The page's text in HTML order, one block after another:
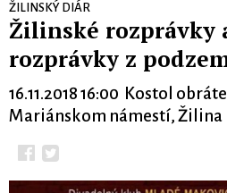
ŽILINSKÝ DIÁR
Žilinské rozprávky
rozprávky z
16.11.2018 16:00 Kostol
Mariánskom námestí, Žilina